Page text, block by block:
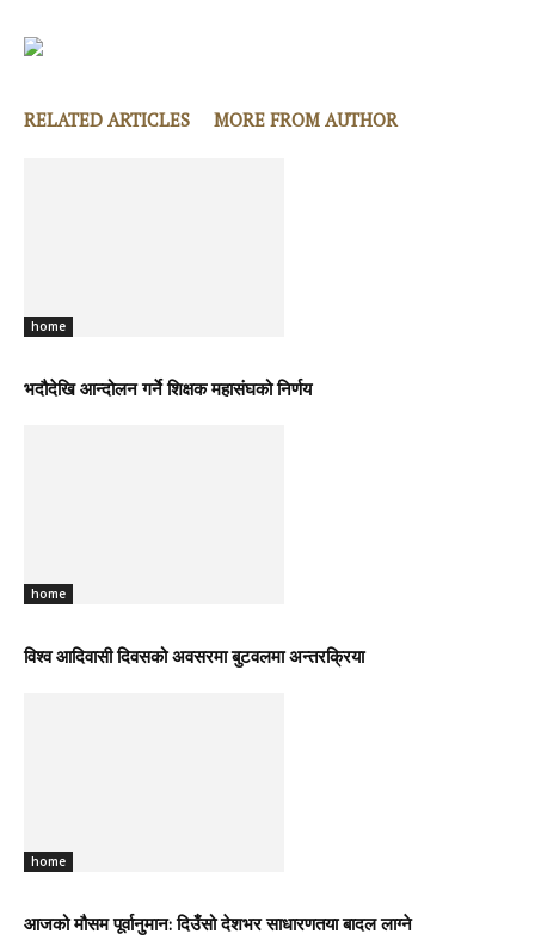
RELATED ARTICLES MORE FROM AUTHOR
home
भदौदेखि आन्दोलन गर्ने शिक्षक महासंघको निर्णय
home
विश्व आदिवासी दिवसको अवसरमा बुटवलमा अन्तरक्रिया
home
आजको मौसम पूर्वानुमान: दिउँसो देशभर साधारणतया बादल लाग्ने